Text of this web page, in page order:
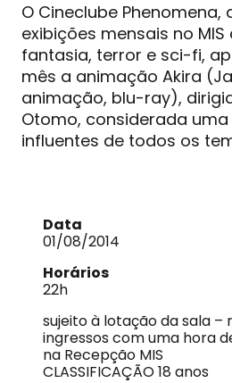
O Cineclube Phenomena,
exibições mensais no
fantasia, terror e sci-fi,
mês a animação Akira
animação, blu-ray),
Otomo, considerada
influentes de todos os
Data
01/08/2014
Horários
22h
sujeito à lotação da sala –
ingressos com uma hora
na Recepção MIS
CLASSIFICAÇÃO 18 anos